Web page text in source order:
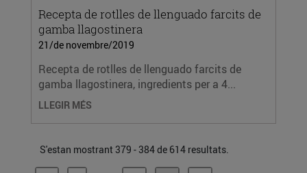
Recepta de rotlles de llenguado farcits de
gamba llagostinera
21/de novembre/2019
Recepta de rotlles de llenguado farcits de
gamba llagostinera, ingredients per a 4...
LLEGIR MÉS
S'estan mostrant 379 - 384 de 614 resultats.